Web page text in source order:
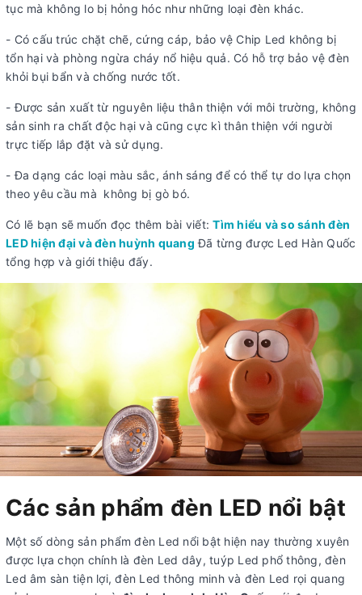
tục mà không lo bị hỏng hóc như những loại đèn khác.
- Có cấu trúc chặt chẽ, cứng cáp, bảo vệ Chip Led không bị
tổn hại và phòng ngừa cháy nổ hiệu quả. Có hỗ trợ bảo vệ đèn
khỏi bụi bẩn và chống nước tốt.
- Được sản xuất từ nguyên liệu thân thiện với môi trường, không
sản sinh ra chất độc hại và cũng cực kì thân thiện với người
trực tiếp lắp đặt và sử dụng.
- Đa dạng các loại màu sắc, ánh sáng để có thể tự do lựa chọn
theo yêu cầu mà không bị gò bó.
Có lẽ bạn sẽ muốn đọc thêm bài viết:Tìm hiểu và so sánh đèn
LED hiện đại và đèn huỳnh quang Đã từng được Led Hàn Quốc
tổng hợp và giới thiệu đấy.
Các sản phẩm đèn LED nổi bật
Một số dòng sản phẩm đèn Led nổi bật hiện nay thường xuyên
được lựa chọn chính là đèn Led dây, tuýp Led phổ thông, đèn
Led âm sàn tiện lợi, đèn Led thông minh và đèn Led rọi quang